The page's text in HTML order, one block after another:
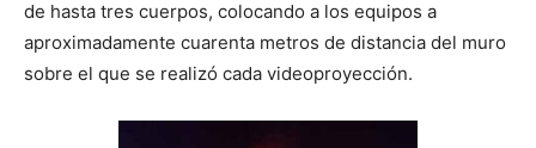
de hasta tres cuerpos, colocando a los equipos a
aproximadamente cuarenta metros de distancia del muro
sobre el que se realizó cada videoproyección.